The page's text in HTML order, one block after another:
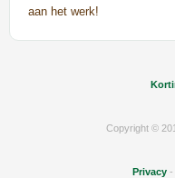
aan het werk!
Copyright ©
Privacy -